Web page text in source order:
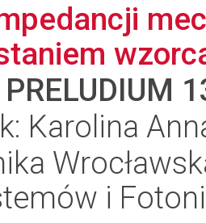
PRELUDIUM
Karolina
i